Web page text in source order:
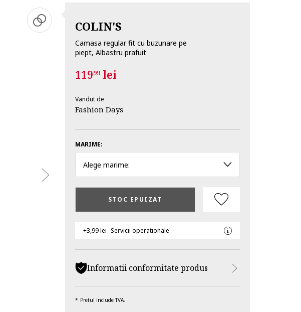
COLIN'S
Camasa regular fit cu buzunare pe
piept, Albastru prafuit
11999lei
Vandut de
Fashion Days
MARIME:
Alege marime:
STOC EPUIZAT
+3,99 lei Servicii operationale
Informatii conformitate produs
Pretul include TVA.